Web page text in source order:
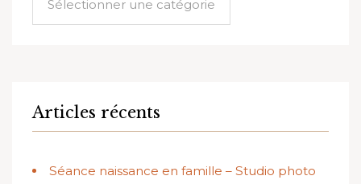
Articles récents
Séance naissance en famille – Studio photo